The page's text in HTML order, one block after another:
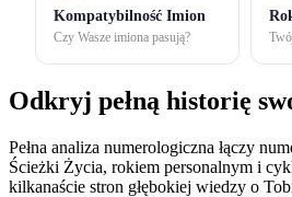
Kompatybilność Imion
Czy Wasze imiona pasują?
Odkryj pełną historię
Pełna analiza numerologiczna łączy
Ścieżki Życia, rokiem personalnym i
kilkanaście stron głębokiej wiedzy o